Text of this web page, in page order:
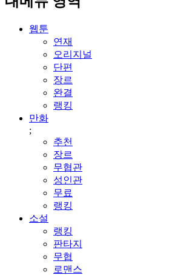
웹툰
연재
오리지널
단편
장르
완결
랭킹
만화
;
추천
장르
무협관
성인관
무료
랭킹
소설
랭킹
판타지
무협
로맨스